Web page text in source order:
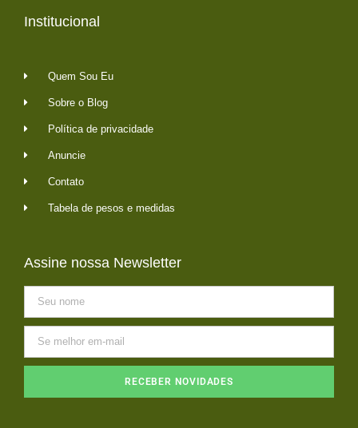
Institucional
Quem Sou Eu
Sobre o Blog
Política de privacidade
Anuncie
Contato
Tabela de pesos e medidas
Assine nossa Newsletter
RECEBER NOVIDADES